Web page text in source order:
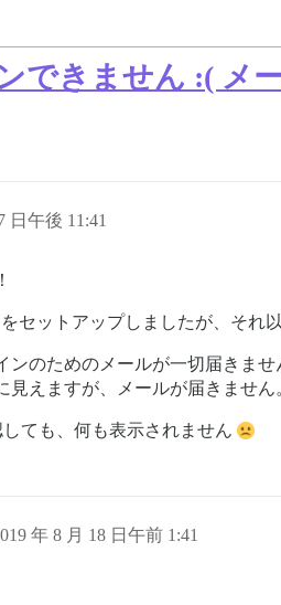
できません :( メ
日午後 11:41
セットアップしましたが、それ
ンのためのメールが一切届きま
見えますが、メールが届きません
ても、何も表示されません
年 8 月 18 日午前 1:41